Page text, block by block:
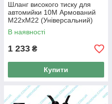
Шланг високого тиску для
автомийки 10M Армований
М22хМ22 (Універсальний)
В наявності
1 233 ₴
Купити